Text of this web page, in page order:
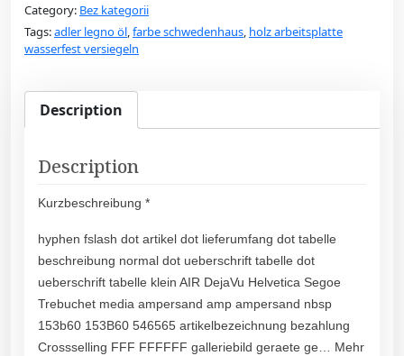
Category: Bez kategorii
Tags:adler legno öl farbe schwedenhaus holz arbeitsplatte
wasserfest versiegeln
Description
Description
Kurzbeschreibung *
hyphen fslash dot artikel dot lieferumfang dot tabelle
beschreibung normal dot ueberschrift tabelle dot
ueberschrift tabelle klein AIR DejaVu Helvetica Segoe
Trebuchet media ampersand amp ampersand nbsp
153b60 153B60 546565 artikelbezeichnung bezahlung
Crossselling FFF FFFFFF galleriebild geraete ge… Mehr